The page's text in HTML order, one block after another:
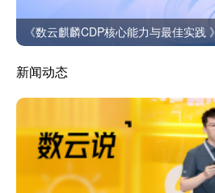
《数云麒麟CDP核心能力与最佳实践 》
新闻动态